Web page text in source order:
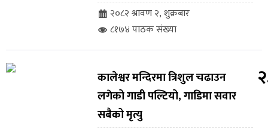
२०८२ श्रावण २, शुक्रबार
८१७४ पाठक संख्या
कालेश्वर मन्दिरमा त्रिशुल चढाउन
लगेको गाडी पल्टियो, गाडिमा सवार
सबैको मृत्यु